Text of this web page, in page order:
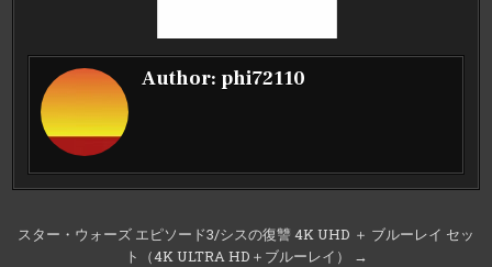
Author: phi72110
投
スター・ウォーズ エピソード3/シスの復讐 4K UHD ＋ ブルーレイ セッ
ト（4K ULTRA HD＋ブルーレイ） →